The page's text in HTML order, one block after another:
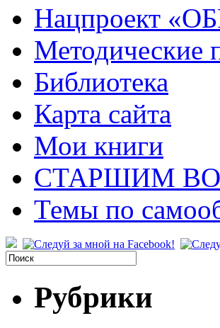
Нацпроект
Методические
Библиотека
Карта сайта
Мои книги
СТАРШИМ
Темы по
Рубрики